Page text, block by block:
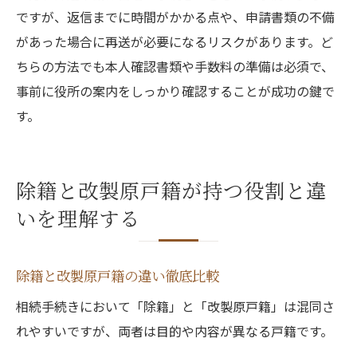
ですが、返信までに時間がかかる点や、申請書類の不備
があった場合に再送が必要になるリスクがあります。ど
ちらの方法でも本人確認書類や手数料の準備は必須で、
事前に役所の案内をしっかり確認することが成功の鍵で
す。
除籍と改製原戸籍が持つ役割と違
いを理解する
除籍と改製原戸籍の違い徹底比較
相続手続きにおいて「除籍」と「改製原戸籍」は混同さ
れやすいですが、両者は目的や内容が異なる戸籍です。